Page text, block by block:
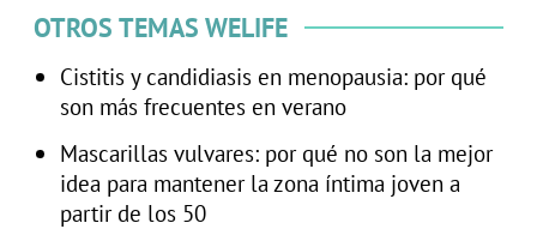
OTROS TEMAS WELIFE
Cistitis y candidiasis en menopausia: por qué
son más frecuentes en verano
Mascarillas vulvares: por qué no son la mejor
idea para mantener la zona íntima joven a
partir de los 50